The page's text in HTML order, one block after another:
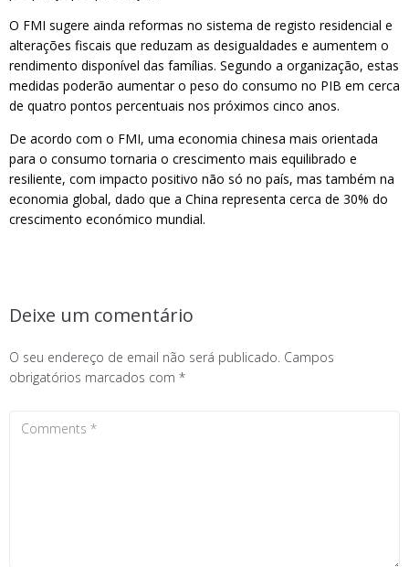
O FMI sugere ainda reformas no sistema de registo residencial e
alterações fiscais que reduzam as desigualdades e aumentem o
rendimento disponível das famílias. Segundo a organização, estas
medidas poderão aumentar o peso do consumo no PIB em cerca
de quatro pontos percentuais nos próximos cinco anos.
De acordo com o FMI, uma economia chinesa mais orientada
para o consumo tornaria o crescimento mais equilibrado e
resiliente, com impacto positivo não só no país, mas também na
economia global, dado que a China representa cerca de 30% do
crescimento económico mundial.
Deixe um comentário
O seu endereço de email não será publicado. Campos
obrigatórios marcados com *